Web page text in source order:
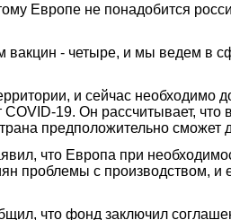
Европе не понадобится
- четыре, и мы ведем в
и сейчас необходимо
19. Он рассчитывает,
предположительно сможет
что Европа при
проблемы с производством,
что фонд заключил